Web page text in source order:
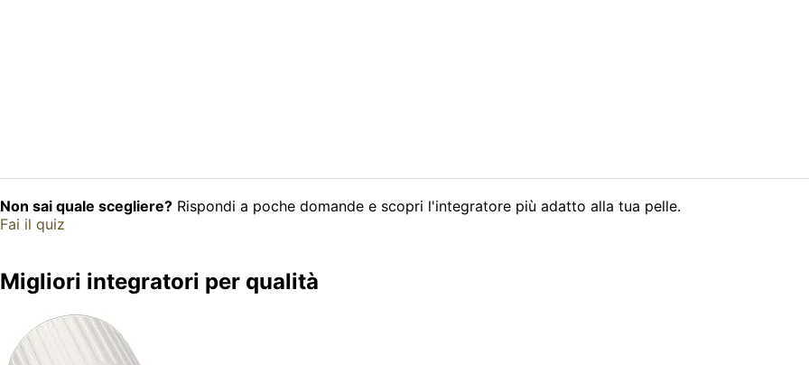
Non sai quale scegliere? Rispondi a poche domande e scopri l'integratore più adatto alla tua pelle.
Fai il quiz
Migliori integratori per qualità